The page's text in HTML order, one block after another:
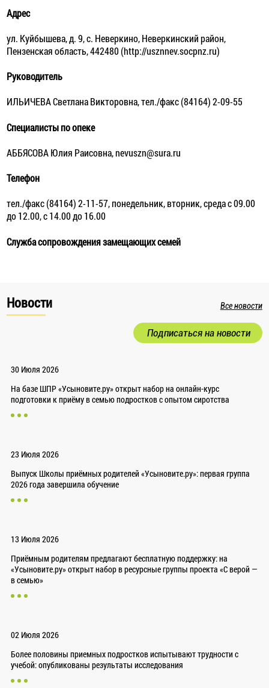
Адрес
ул. Куйбышева, д. 9, с. Неверкино, Неверкинский район,
Пензенская область, 442480 (http://usznnev.socpnz.ru)
Руководитель
ИЛЬИЧЕВА Светлана Викторовна, тел./факс (84164) 2-09-55
Специалисты по опеке
АББЯСОВА Юлия Раисовна, nevuszn@sura.ru
Телефон
тел./факс (84164) 2-11-57, понедельник, вторник, среда с 09.00
до 12.00, с 14.00 до 16.00
Служба сопровождения замещающих семей
Новости Все новости
Подписаться на новости
30 Июля 2026
На базе ШПР «Усыновите.ру» открыт набор на онлайн-курс
подготовки к приёму в семью подростков с опытом сиротства
23 Июля 2026
Выпуск Школы приёмных родителей «Усыновите.ру»: первая группа
2026 года завершила обучение
13 Июля 2026
Приёмным родителям предлагают бесплатную поддержку: на
«Усыновите.ру» открыт набор в ресурсные группы проекта «С верой —
в семью»
02 Июля 2026
Более половины приемных подростков испытывают трудности с
учебой: опубликованы результаты исследования